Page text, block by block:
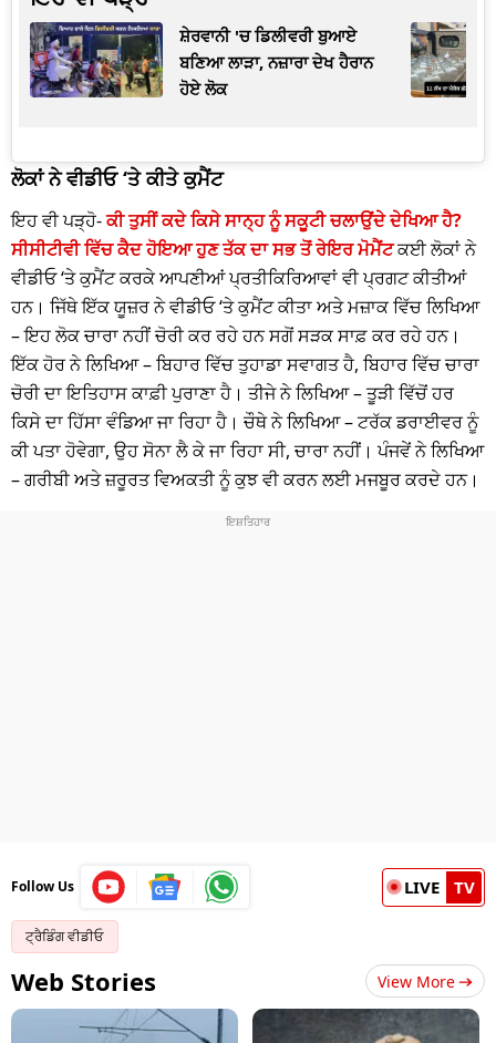
ਸ਼ੇਰਵਾਨੀ 'ਚ ਡਿਲੀਵਰੀ ਬੁਆਏ
ਬਣਿਆ ਲਾੜਾ, ਨਜ਼ਾਰਾ ਦੇਖ ਹੈਰਾਨ
ਹੋਏ ਲੋਕ
ਲੋਕਾਂ ਨੇ ਵੀਡੀਓ ‘ਤੇ ਕੀਤੇ ਕੁਮੈਂਟ
ਇਹ ਵੀ ਪੜ੍ਹੋ-ਕੀ ਤੁਸੀਂ ਕਦੇ ਕਿਸੇ ਸਾਨ੍ਹ ਨੂੰ ਸਕੂਟੀ ਚਲਾਉਂਦੇ ਦੇਖਿਆ ਹੈ?
ਸੀਸੀਟੀਵੀ ਵਿੱਚ ਕੈਦ ਹੋਇਆ ਹੁਣ ਤੱਕ ਦਾ ਸਭ ਤੋਂ ਰੇਇਰ ਮੋਮੈਂਟਕਈ ਲੋਕਾਂ ਨੇ
ਵੀਡੀਓ ‘ਤੇ ਕੁਮੈਂਟ ਕਰਕੇ ਆਪਣੀਆਂ ਪ੍ਰਤੀਕਿਰਿਆਵਾਂ ਵੀ ਪ੍ਰਗਟ ਕੀਤੀਆਂ
ਹਨ। ਜਿੱਥੇ ਇੱਕ ਯੂਜ਼ਰ ਨੇ ਵੀਡੀਓ ‘ਤੇ ਕੁਮੈਂਟ ਕੀਤਾ ਅਤੇ ਮਜ਼ਾਕ ਵਿੱਚ ਲਿਖਿਆ
– ਇਹ ਲੋਕ ਚਾਰਾ ਨਹੀਂ ਚੋਰੀ ਕਰ ਰਹੇ ਹਨ ਸਗੋਂ ਸੜਕ ਸਾਫ਼ ਕਰ ਰਹੇ ਹਨ।
ਇੱਕ ਹੋਰ ਨੇ ਲਿਖਿਆ – ਬਿਹਾਰ ਵਿੱਚ ਤੁਹਾਡਾ ਸਵਾਗਤ ਹੈ, ਬਿਹਾਰ ਵਿੱਚ ਚਾਰਾ
ਚੋਰੀ ਦਾ ਇਤਿਹਾਸ ਕਾਫ਼ੀ ਪੁਰਾਣਾ ਹੈ। ਤੀਜੇ ਨੇ ਲਿਖਿਆ – ਤੂੜੀ ਵਿੱਚੋਂ ਹਰ
ਕਿਸੇ ਦਾ ਹਿੱਸਾ ਵੰਡਿਆ ਜਾ ਰਿਹਾ ਹੈ। ਚੌਥੇ ਨੇ ਲਿਖਿਆ – ਟਰੱਕ ਡਰਾਈਵਰ ਨੂੰ
ਕੀ ਪਤਾ ਹੋਵੇਗਾ, ਉਹ ਸੋਨਾ ਲੈ ਕੇ ਜਾ ਰਿਹਾ ਸੀ, ਚਾਰਾ ਨਹੀਂ। ਪੰਜਵੇਂ ਨੇ ਲਿਖਿਆ
– ਗਰੀਬੀ ਅਤੇ ਜ਼ਰੂਰਤ ਵਿਅਕਤੀ ਨੂੰ ਕੁਝ ਵੀ ਕਰਨ ਲਈ ਮਜਬੂਰ ਕਰਦੇ ਹਨ।
Follow Us LIVE TV
ਟ੍ਰੈਡਿੰਗ ਵੀਡੀਓ
Web Stories View More